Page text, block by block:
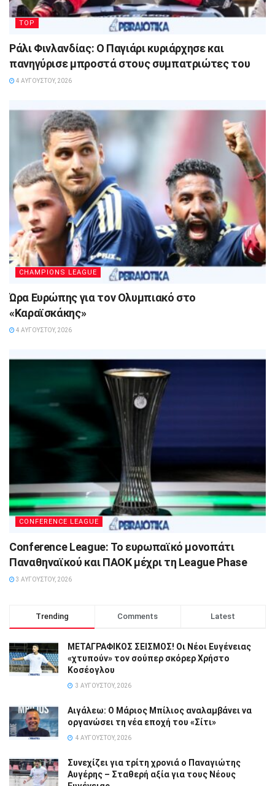
TOP
Ράλι Φινλανδίας: Ο Παγιάρι κυριάρχησε και
πανηγύρισε μπροστά στους συμπατριώτες του
4 ΑΥΓΟΎΣΤΟΥ, 2026
CHAMPIONS LEAGUE
Ώρα Ευρώπης για τον Ολυμπιακό στο
«Καραϊσκάκης»
4 ΑΥΓΟΎΣΤΟΥ, 2026
CONFERENCE LEAGUE
Conference League: Το ευρωπαϊκό μονοπάτι
Παναθηναϊκού και ΠΑΟΚ μέχρι τη League Phase
3 ΑΥΓΟΎΣΤΟΥ, 2026
Trending Comments Latest
ΜΕΤΑΓΡΑΦΙΚΟΣ ΣΕΙΣΜΟΣ! Οι Νέοι Ευγένειας
«χτυπούν» τον σούπερ σκόρερ Χρήστο
Κοσέογλου
3 ΑΥΓΟΎΣΤΟΥ, 2026
Αιγάλεω: Ο Μάριος Μπίλιος αναλαμβάνει να
οργανώσει τη νέα εποχή του «Σίτι»
4 ΑΥΓΟΎΣΤΟΥ, 2026
Συνεχίζει για τρίτη χρονιά ο Παναγιώτης
Αυγέρης – Σταθερή αξία για τους Νέους